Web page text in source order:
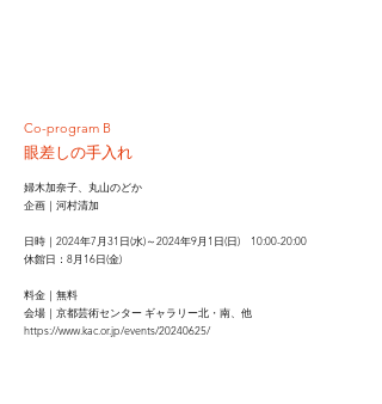
Co-program B
眼差しの手入れ
婦木加奈子、丸山のどか
企画｜河村清加
日時｜2024年7月31日(水)～2024年9月1日(日) 10:00-20:00
休館日：8月16日(金)
料金｜無料
​会場｜京都芸術センター ギャラリー北・南、他
https://www.kac.or.jp/events/20240625/